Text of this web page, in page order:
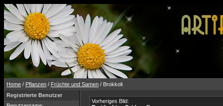
Home / Pflanzen / Früchte und Samen / Brokkoli
Registrierte Benutzer
Vorheriges Bild: